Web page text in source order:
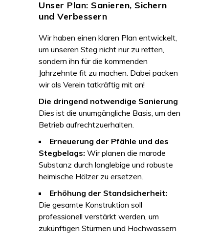
Unser Plan: Sanieren, Sichern
und Verbessern
Wir haben einen klaren Plan entwickelt,
um unseren Steg nicht nur zu retten,
sondern ihn für die kommenden
Jahrzehnte fit zu machen. Dabei packen
wir als Verein tatkräftig mit an!
Die dringend notwendige Sanierung
Dies ist die unumgängliche Basis, um den
Betrieb aufrechtzuerhalten.
Erneuerung der Pfähle und des
Stegbelags: Wir planen die marode
Substanz durch langlebige und robuste
heimische Hölzer zu ersetzen.
Erhöhung der Standsicherheit:
Die gesamte Konstruktion soll
professionell verstärkt werden, um
zukünftigen Stürmen und Hochwassern